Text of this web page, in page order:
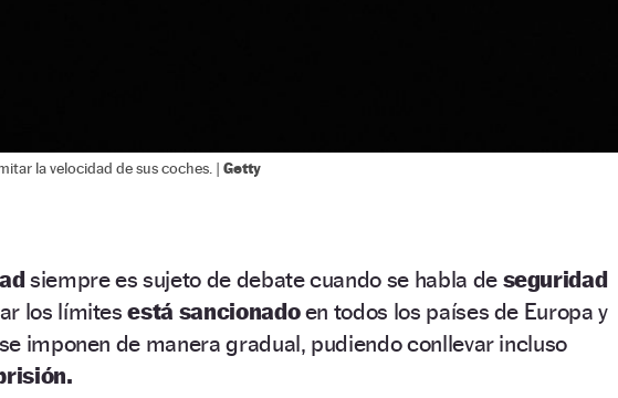
la velocidad de sus coches. | Getty
siempre es sujeto de debate cuando se habla deseguridad
los límites está sancionadoen todos los países de Europa y
imponen de manera gradual, pudiendo conllevar incluso